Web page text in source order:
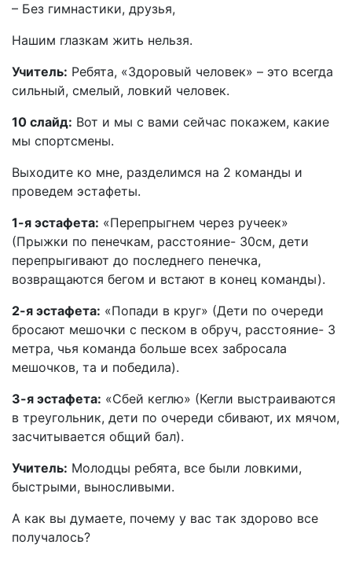
– Без гимнастики, друзья,
Нашим глазкам жить нельзя.
Учитель: Ребята, «Здоровый человек» – это всегда
сильный, смелый, ловкий человек.
10 слайд: Вот и мы с вами сейчас покажем, какие
мы спортсмены.
Выходите ко мне, разделимся на 2 команды и
проведем эстафеты.
1-я эстафета: «Перепрыгнем через ручеек»
(Прыжки по пенечкам, расстояние- 30см, дети
перепрыгивают до последнего пенечка,
возвращаются бегом и встают в конец команды).
2-я эстафета: «Попади в круг» (Дети по очереди
бросают мешочки с песком в обруч, расстояние- 3
метра, чья команда больше всех забросала
мешочков, та и победила).
3-я эстафета: «Сбей кеглю» (Кегли выстраиваются
в треугольник, дети по очереди сбивают, их мячом,
засчитывается общий бал).
Учитель: Молодцы ребята, все были ловкими,
быстрыми, выносливыми.
А как вы думаете, почему у вас так здорово все
получалось?